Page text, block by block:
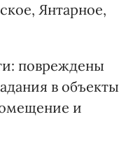
Янтарное,
повреждены
в объекты
и